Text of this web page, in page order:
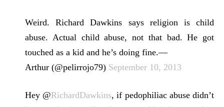
Weird. Richard Dawkins says religion is child
abuse. Actual child abuse, not that bad. He got
touched as a kid and he’s doing fine.—
Arthur (@pelirrojo79) September 10, 2013
Hey @RichardDawkins, if pedophiliac abuse didn’t